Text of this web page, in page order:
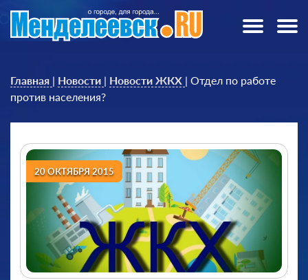
Главная | Новости | Новости ЖКХ | Отдел по работе
против населения?
20 ОКТЯБРЯ 2015